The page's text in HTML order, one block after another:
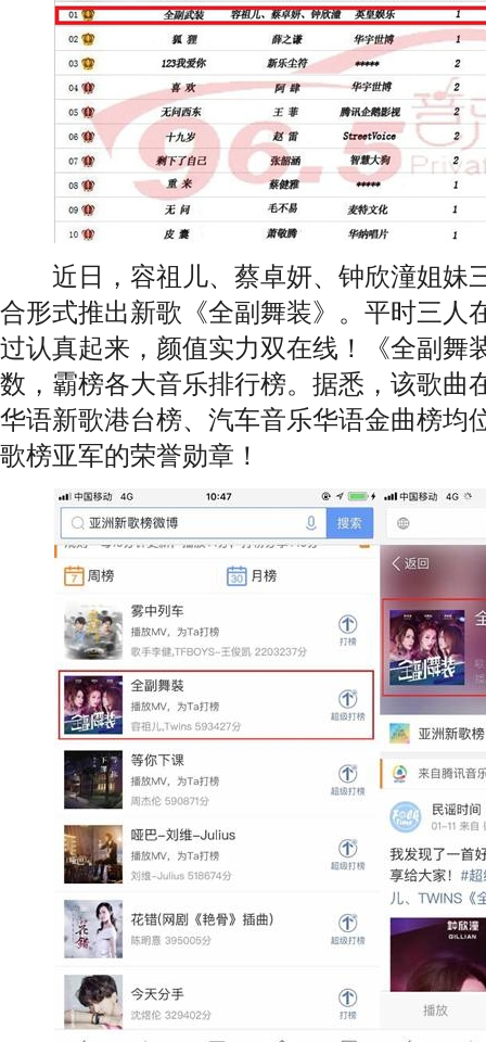
近日，容祖儿、蔡卓妍、钟欣潼姐妹三
合形式推出新歌《全副舞装》。平时三人
过认真起来，颜值实力双在线！《全副舞
数，霸榜各大音乐排行榜。据悉，该歌曲
华语新歌港台榜、汽车音乐华语金曲榜均
歌榜亚军的荣誉勋章！